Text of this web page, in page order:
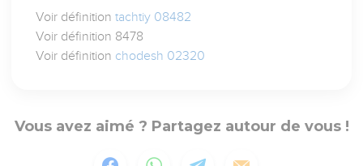
Voir définitiontachtiy 08482
Voir définition 8478
Voir définition chodesh 02320
Vous avez aimé ? Partagez autour de vous !